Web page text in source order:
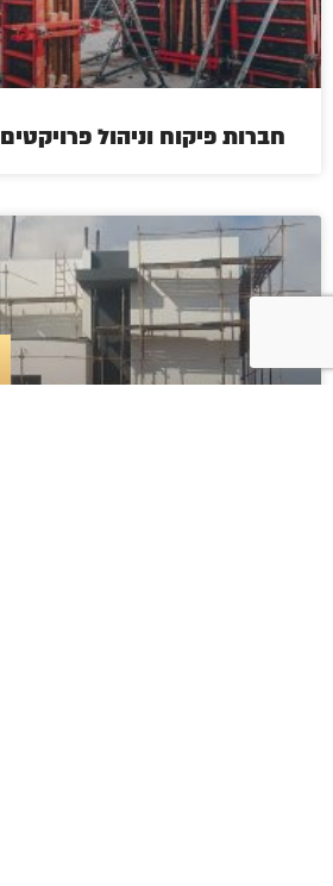
חברות פיקוח וניהול פרויקטים